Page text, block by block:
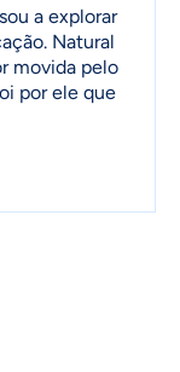
a explorar
Natural
movida pelo
por ele que